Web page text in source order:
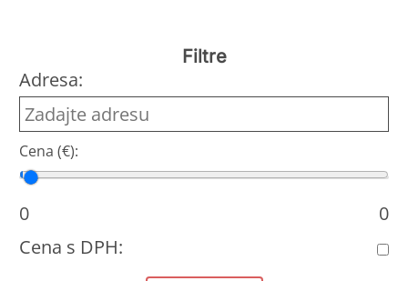
Filtre
Adresa:
Cena (€):
Cena od
Cena do
0
0
Cena s DPH: